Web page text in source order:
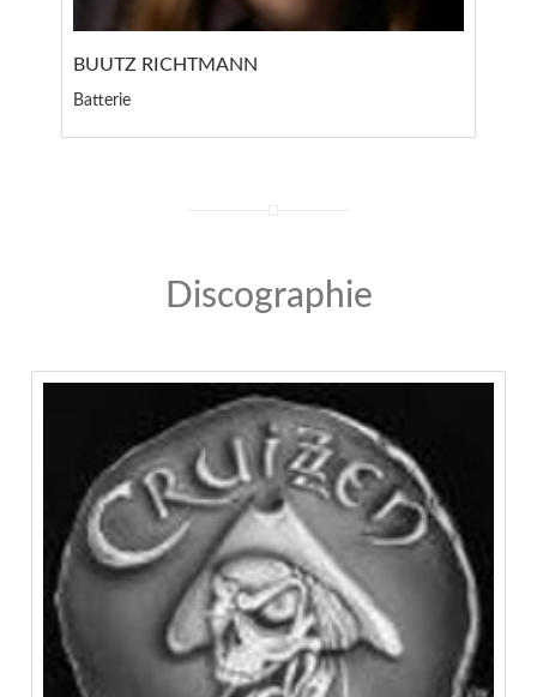
BUUTZ RICHTMANN
Batterie
Discographie